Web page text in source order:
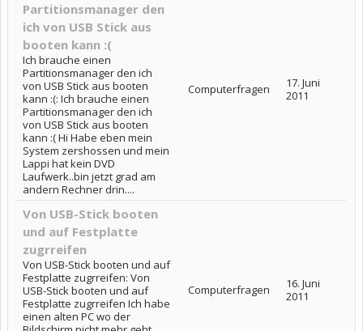
Partitionsmanager den
ich von USB Stick aus
booten kann :(
Ich brauche einen
Partitionsmanager den ich
von USB Stick aus booten
kann :(: Ich brauche einen
Partitionsmanager den ich
von USB Stick aus booten
kann :( Hi Habe eben mein
System zershossen und mein
Lappi hat kein DVD
Laufwerk..bin jetzt grad am
andern Rechner drin....
Computerfragen
17. Juni
2011
Von USB-Stick booten
und auf Festplatte
zugrreifen
Von USB-Stick booten und auf
Festplatte zugrreifen: Von
USB-Stick booten und auf
Festplatte zugrreifen Ich habe
einen alten PC wo der
Computerfragen
16. Juni
2011